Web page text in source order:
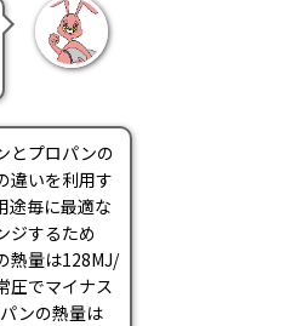
とプロパンの
違いを利用す
途毎に最適な
ジするため
熱量は128MJ/
圧でマイナス
ンの熱量は